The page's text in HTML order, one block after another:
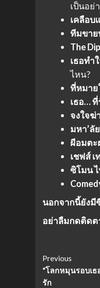
เป็นอย่
เคลือบ
ทีมขาย
The
เธอทำ
ไหน?
ที่หมาย
เธอ… ที่
จงใจฆ่
มหา’ลั
ผีอมตะ
เชฟส์ เ
ซิโมน ไ
นอกจากนี้ยังมี
อย่าลืมกดติดต
Post
Previous
“โลกหมุนรอบเธ
รัก